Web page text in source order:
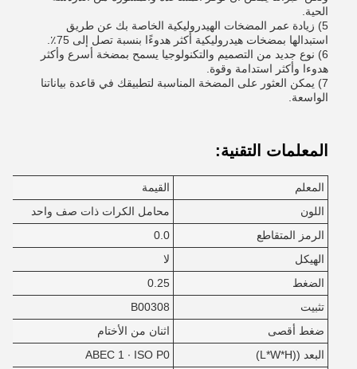
الحية.
5) زيادة عمر المضخات الهيدروليكية الخاصة بك عن طريق
استبدالها بمضخات هيدروليكية أكثر هدوءًا بنسبة تصل إلى 75٪.
6) نوع جديد من التصميم والتكنولوجيا يسمح بمضخة أسرع وأكثر
هدوءا وأكثر استدامة وقوة.
7) يمكن العثور على المضخة المناسبة لتطبيقك في قاعدة بياناتنا
الواسعة.
المعلمات التقنية:
المعلم
القيمة
اللون
محامل الكرات ذات صف واحد
الرمز المتقاطع
0.0
الهيكل
لا
الضغط
0.25
تثبيت
B00308
ضغط أقصى
اثنان من الأختام
البعد ((L*W*H)
ABEC 1 ∙ ISO P0